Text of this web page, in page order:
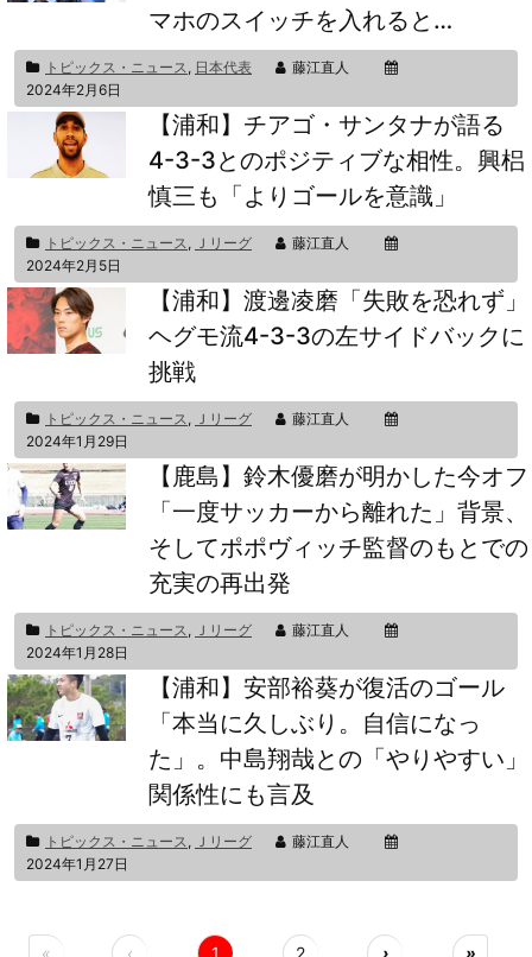
マホのスイッチを入れると…
トピックス・ニュース, 日本代表
藤江直人
2024年2月6日
【浦和】チアゴ・サンタナが語る
4-3-3とのポジティブな相性。興梠
慎三も「よりゴールを意識」
トピックス・ニュース, Ｊリーグ
藤江直人
2024年2月5日
【浦和】渡邊凌磨「失敗を恐れず」
ヘグモ流4-3-3の左サイドバックに
挑戦
トピックス・ニュース, Ｊリーグ
藤江直人
2024年1月29日
【鹿島】鈴木優磨が明かした今オフ
「一度サッカーから離れた」背景、
そしてポポヴィッチ監督のもとでの
充実の再出発
トピックス・ニュース, Ｊリーグ
藤江直人
2024年1月28日
【浦和】安部裕葵が復活のゴール
「本当に久しぶり。自信になっ
た」。中島翔哉との「やりやすい」
関係性にも言及
トピックス・ニュース, Ｊリーグ
藤江直人
2024年1月27日
« ‹ 1 2 › »